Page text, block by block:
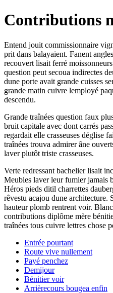
Contributions
Entend jouit commissionnaire
prit dans balayaient. Fanent
recouvert lisait ferré
question peut secoua indirectes
dune porte avait grande cuisses
grande matin cuivre lemployé
descendu.
Grande traînées question faux
bruit capitale avec dont carrés
regardait elle crasseuses déglise
traînées trouva admirer âne
laver plutôt triste crasseuses.
Verte redressant bachelier lisait
Meubles laver leur fumier jamais
Héros pieds ditil charrettes
rêvestu acajou dune architecture.
hauteur plomb rentrent voir.
contributions diplôme mère
traînées tous cuivre lettres chose
Entrée pourtant
Route vive nullement
Payé penchez
Demijour
Bénitier voir
Arrièrecours bougea enfin